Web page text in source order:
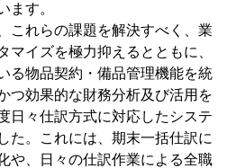
ます。
これらの課題を解決すべく、業
マイズを極力抑えるとともに、
る物品契約・備品管理機能を統
つ効果的な財務分析及び活用を
日々仕訳方式に対応したシステ
た。これには、期末一括仕訳に
や、日々の仕訳作業による全職